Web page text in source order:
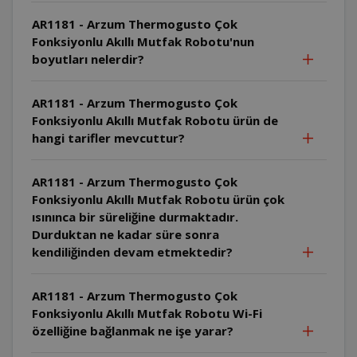
AR1181 - Arzum Thermogusto Çok
Fonksiyonlu Akıllı Mutfak Robotu'nun
boyutları nelerdir?
AR1181 - Arzum Thermogusto Çok
Fonksiyonlu Akıllı Mutfak Robotu ürün de
hangi tarifler mevcuttur?
AR1181 - Arzum Thermogusto Çok
Fonksiyonlu Akıllı Mutfak Robotu ürün çok
ısınınca bir süreliğine durmaktadır.
Durduktan ne kadar süre sonra
kendiliğinden devam etmektedir?
AR1181 - Arzum Thermogusto Çok
Fonksiyonlu Akıllı Mutfak Robotu Wi-Fi
özelliğine bağlanmak ne işe yarar?